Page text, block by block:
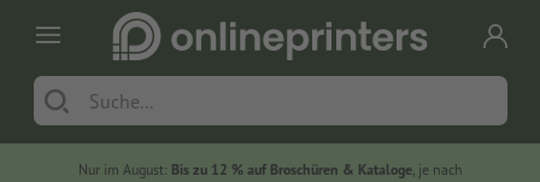
Nur im August: Bis zu 12 % auf Broschüren & Kataloge, je nach